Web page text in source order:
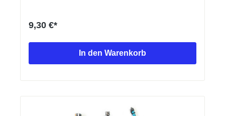
9,30 €*
In den Warenkorb